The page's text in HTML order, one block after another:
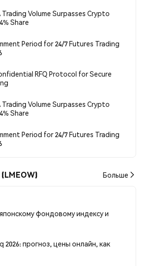
Volume Surpasses Crypto
Share
Period for 24/7 Futures Trading
RFQ Protocol for Secure
Volume Surpasses Crypto
Share
Period for 24/7 Futures Trading
Больше
фондовому индексу и
прогноз, цены онлайн, как